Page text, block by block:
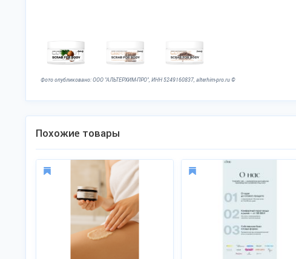
Фото опубликовано: ООО "АЛЬТЕРХИМ-ПРО", ИНН 5249160837, alterhim-pro.ru ©
Похожие товары